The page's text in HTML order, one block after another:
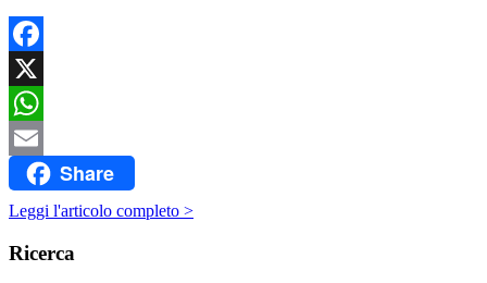
Facebook
X
WhatsApp
Email Share
Leggi l'articolo completo >
Ricerca